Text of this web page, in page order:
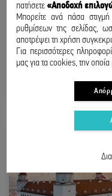
ΕΛΣΙΝΚΙ
ΑΠΟ ΘΕΣΣΑΛΟΝΙΚΗ
31 ΑΥΓΟΥΣΤΟΥ - 10
/ άτομο
πατήσετε«Αποδοχή
Μπορείτε ανά πάσα
ρυθμίσεων της σελίδας,
αποτρέψει τη χρήση
Για περισσότερες
μας για τα cookies, την οποία